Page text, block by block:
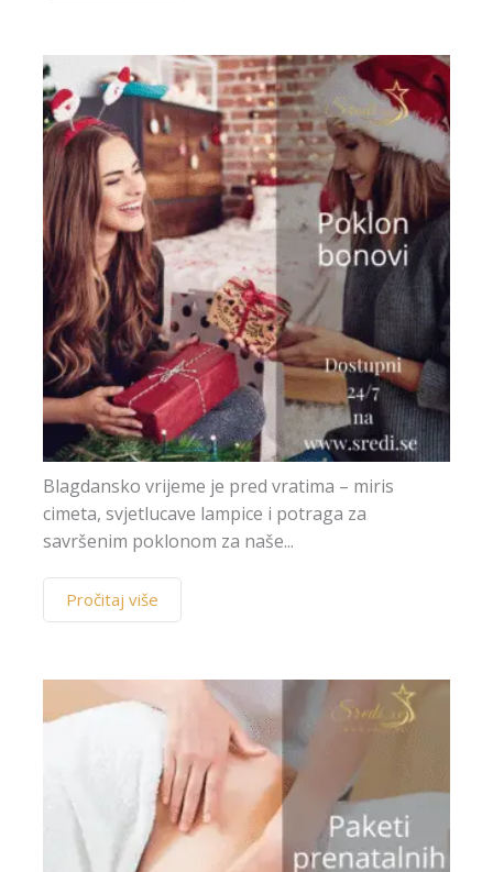
Blagdansko vrijeme je pred vratima – miris
cimeta, svjetlucave lampice i potraga za
savršenim poklonom za naše...
Pročitaj više